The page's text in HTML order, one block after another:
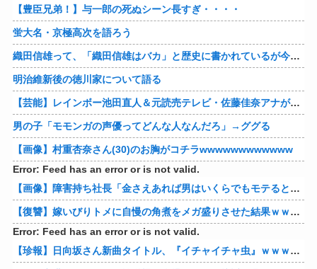
【豊臣兄弟！】与一郎の死ぬシーン長すぎ・・・・
蛍大名・京極高次を語ろう
織田信雄って、「織田信雄はバカ」と歴史に書かれているが今まで家が残っているんでバカではないよな？
明治維新後の徳川家について語る
【芸能】レインボー池田直人＆元読売テレビ・佐藤佳奈アナが結婚
男の子「モモンガの声優ってどんな人なんだろ」→ググる
【画像】村重杏奈さん(30)のお胸がコチラwwwwwwwwwwww
Error: Feed has an error or is not valid.
【画像】障害持ち社長「金さえあれば男はいくらでもモテるという事を証明してる」
【復讐】嫁いびりトメに自慢の角煮をメガ盛りさせた結果ｗｗｗｗ 他
Error: Feed has an error or is not valid.
【珍報】日向坂さん新曲タイトル、『イチャイチャ虫』ｗｗｗ★2